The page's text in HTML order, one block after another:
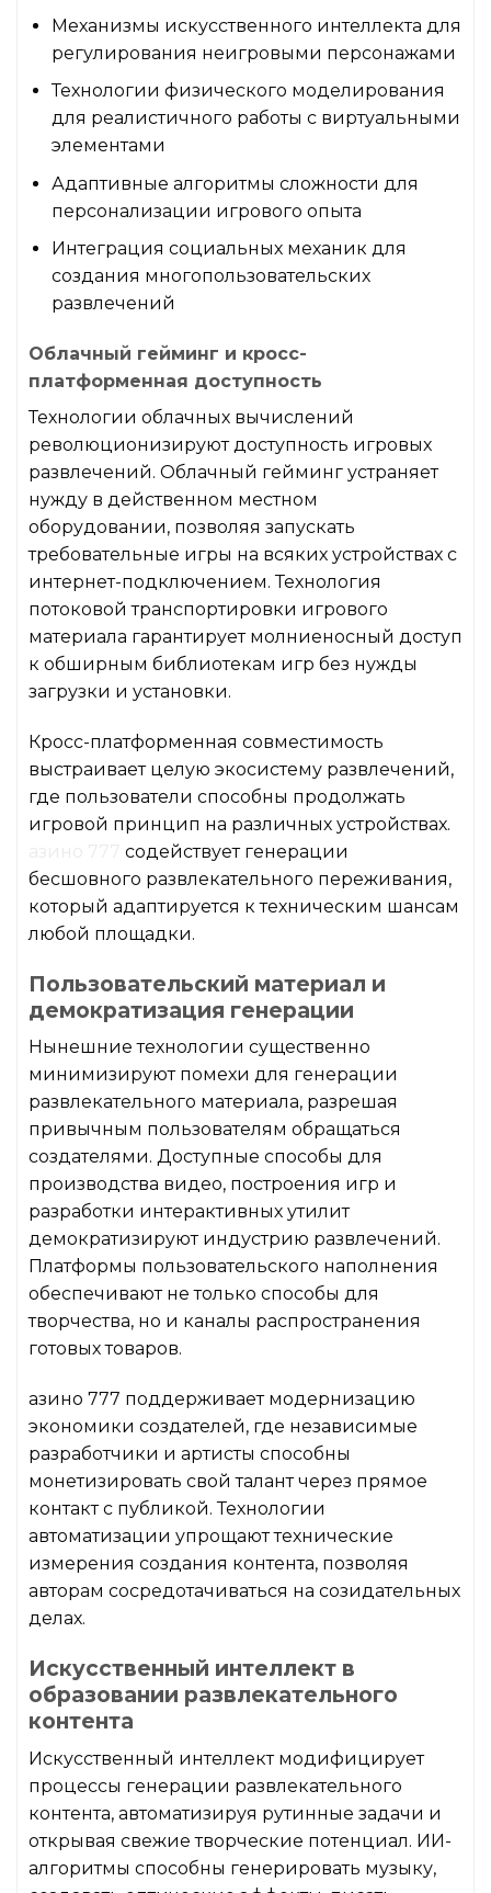
Механизмы искусственного интеллекта для
регулирования неигровыми персонажами
Технологии физического моделирования
для реалистичного работы с виртуальными
элементами
Адаптивные алгоритмы сложности для
персонализации игрового опыта
Интеграция социальных механик для
создания многопользовательских
развлечений
Облачный гейминг и кросс-
платформенная доступность
Технологии облачных вычислений
революционизируют доступность игровых
развлечений. Облачный гейминг устраняет
нужду в действенном местном
оборудовании, позволяя запускать
требовательные игры на всяких устройствах с
интернет-подключением. Технология
потоковой транспортировки игрового
материала гарантирует молниеносный доступ
к обширным библиотекам игр без нужды
загрузки и установки.
Кросс-платформенная совместимость
выстраивает целую экосистему развлечений,
где пользователи способны продолжать
игровой принцип на различных устройствах.
содействует генерации
бесшовного развлекательного переживания,
который адаптируется к техническим шансам
любой площадки.
Пользовательский материал и
демократизация генерации
Нынешние технологии существенно
минимизируют помехи для генерации
развлекательного материала, разрешая
привычным пользователям обращаться
создателями. Доступные способы для
производства видео, построения игр и
разработки интерактивных утилит
демократизируют индустрию развлечений.
Платформы пользовательского наполнения
обеспечивают не только способы для
творчества, но и каналы распространения
готовых товаров.
азино 777 поддерживает модернизацию
экономики создателей, где независимые
разработчики и артисты способны
монетизировать свой талант через прямое
контакт с публикой. Технологии
автоматизации упрощают технические
измерения создания контента, позволяя
авторам сосредотачиваться на созидательных
делах.
Искусственный интеллект в
образовании развлекательного
контента
Искусственный интеллект модифицирует
процессы генерации развлекательного
контента, автоматизируя рутинные задачи и
открывая свежие творческие потенциал. ИИ-
алгоритмы способны генерировать музыку,